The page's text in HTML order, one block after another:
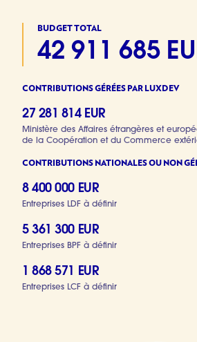
BUDGET TOTAL
42 911 685
CONTRIBUTIONS GÉRÉES PAR LUXDEV
27 281 814 EUR
Ministère des Affaires étrangères et
de la Coopération et du Commerce
CONTRIBUTIONS NATIONALES OU NON
8 400 000 EUR
Entreprises LDF à définir
5 361 300 EUR
Entreprises BPF à définir
1 868 571 EUR
Entreprises LCF à définir